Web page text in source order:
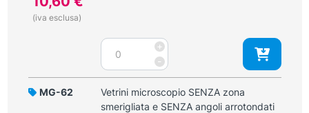
(iva esclusa)
-
Vetrini
microscopio
per
tecnica
VCE
+
MG-62
Vetrini microscopio SENZA zona
smerigliata e SENZA angoli arrotondati